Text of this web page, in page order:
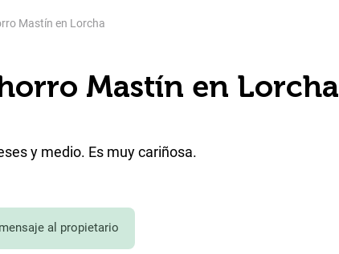
Mastín en Lorcha
Mastín en Lorcha
y medio. Es muy cariñosa.
al propietario